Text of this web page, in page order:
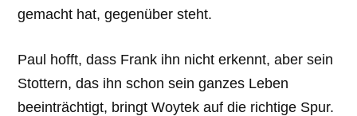
gemacht hat, gegenüber steht.
Paul hofft, dass Frank ihn nicht erkennt, aber sein
Stottern, das ihn schon sein ganzes Leben
beeinträchtigt, bringt Woytek auf die richtige Spur.